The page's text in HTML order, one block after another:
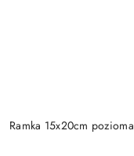
Ramka 15x20cm pozioma